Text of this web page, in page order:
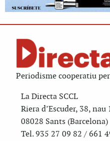
Periodisme cooperatiu
La Directa SCCL
Riera d’Escuder, 38, nau
08028 Sants (Barcelona)
Tel. 935 27 09 82 / 661